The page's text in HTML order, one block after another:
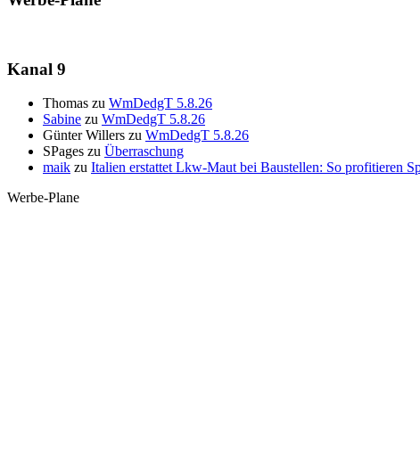
Kanal 9
Thomas zu WmDedgT 5.8.26
Sabine zu WmDedgT 5.8.26
Günter Willers zu WmDedgT 5.8.26
SPages zu Überraschung
maik zu Italien erstattet Lkw-Maut bei Baustellen: So profitieren
Werbe-Plane